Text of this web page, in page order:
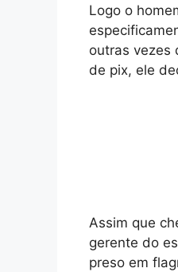
Logo o
outras vezes
de pix, ele
Assim que
gerente do
preso em